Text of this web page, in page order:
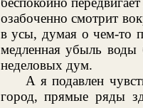
озабоченно смотрит
в усы, думая о чем-то
медленная убыль воды
неделовых дум.
А я подавлен
город, прямые ряды